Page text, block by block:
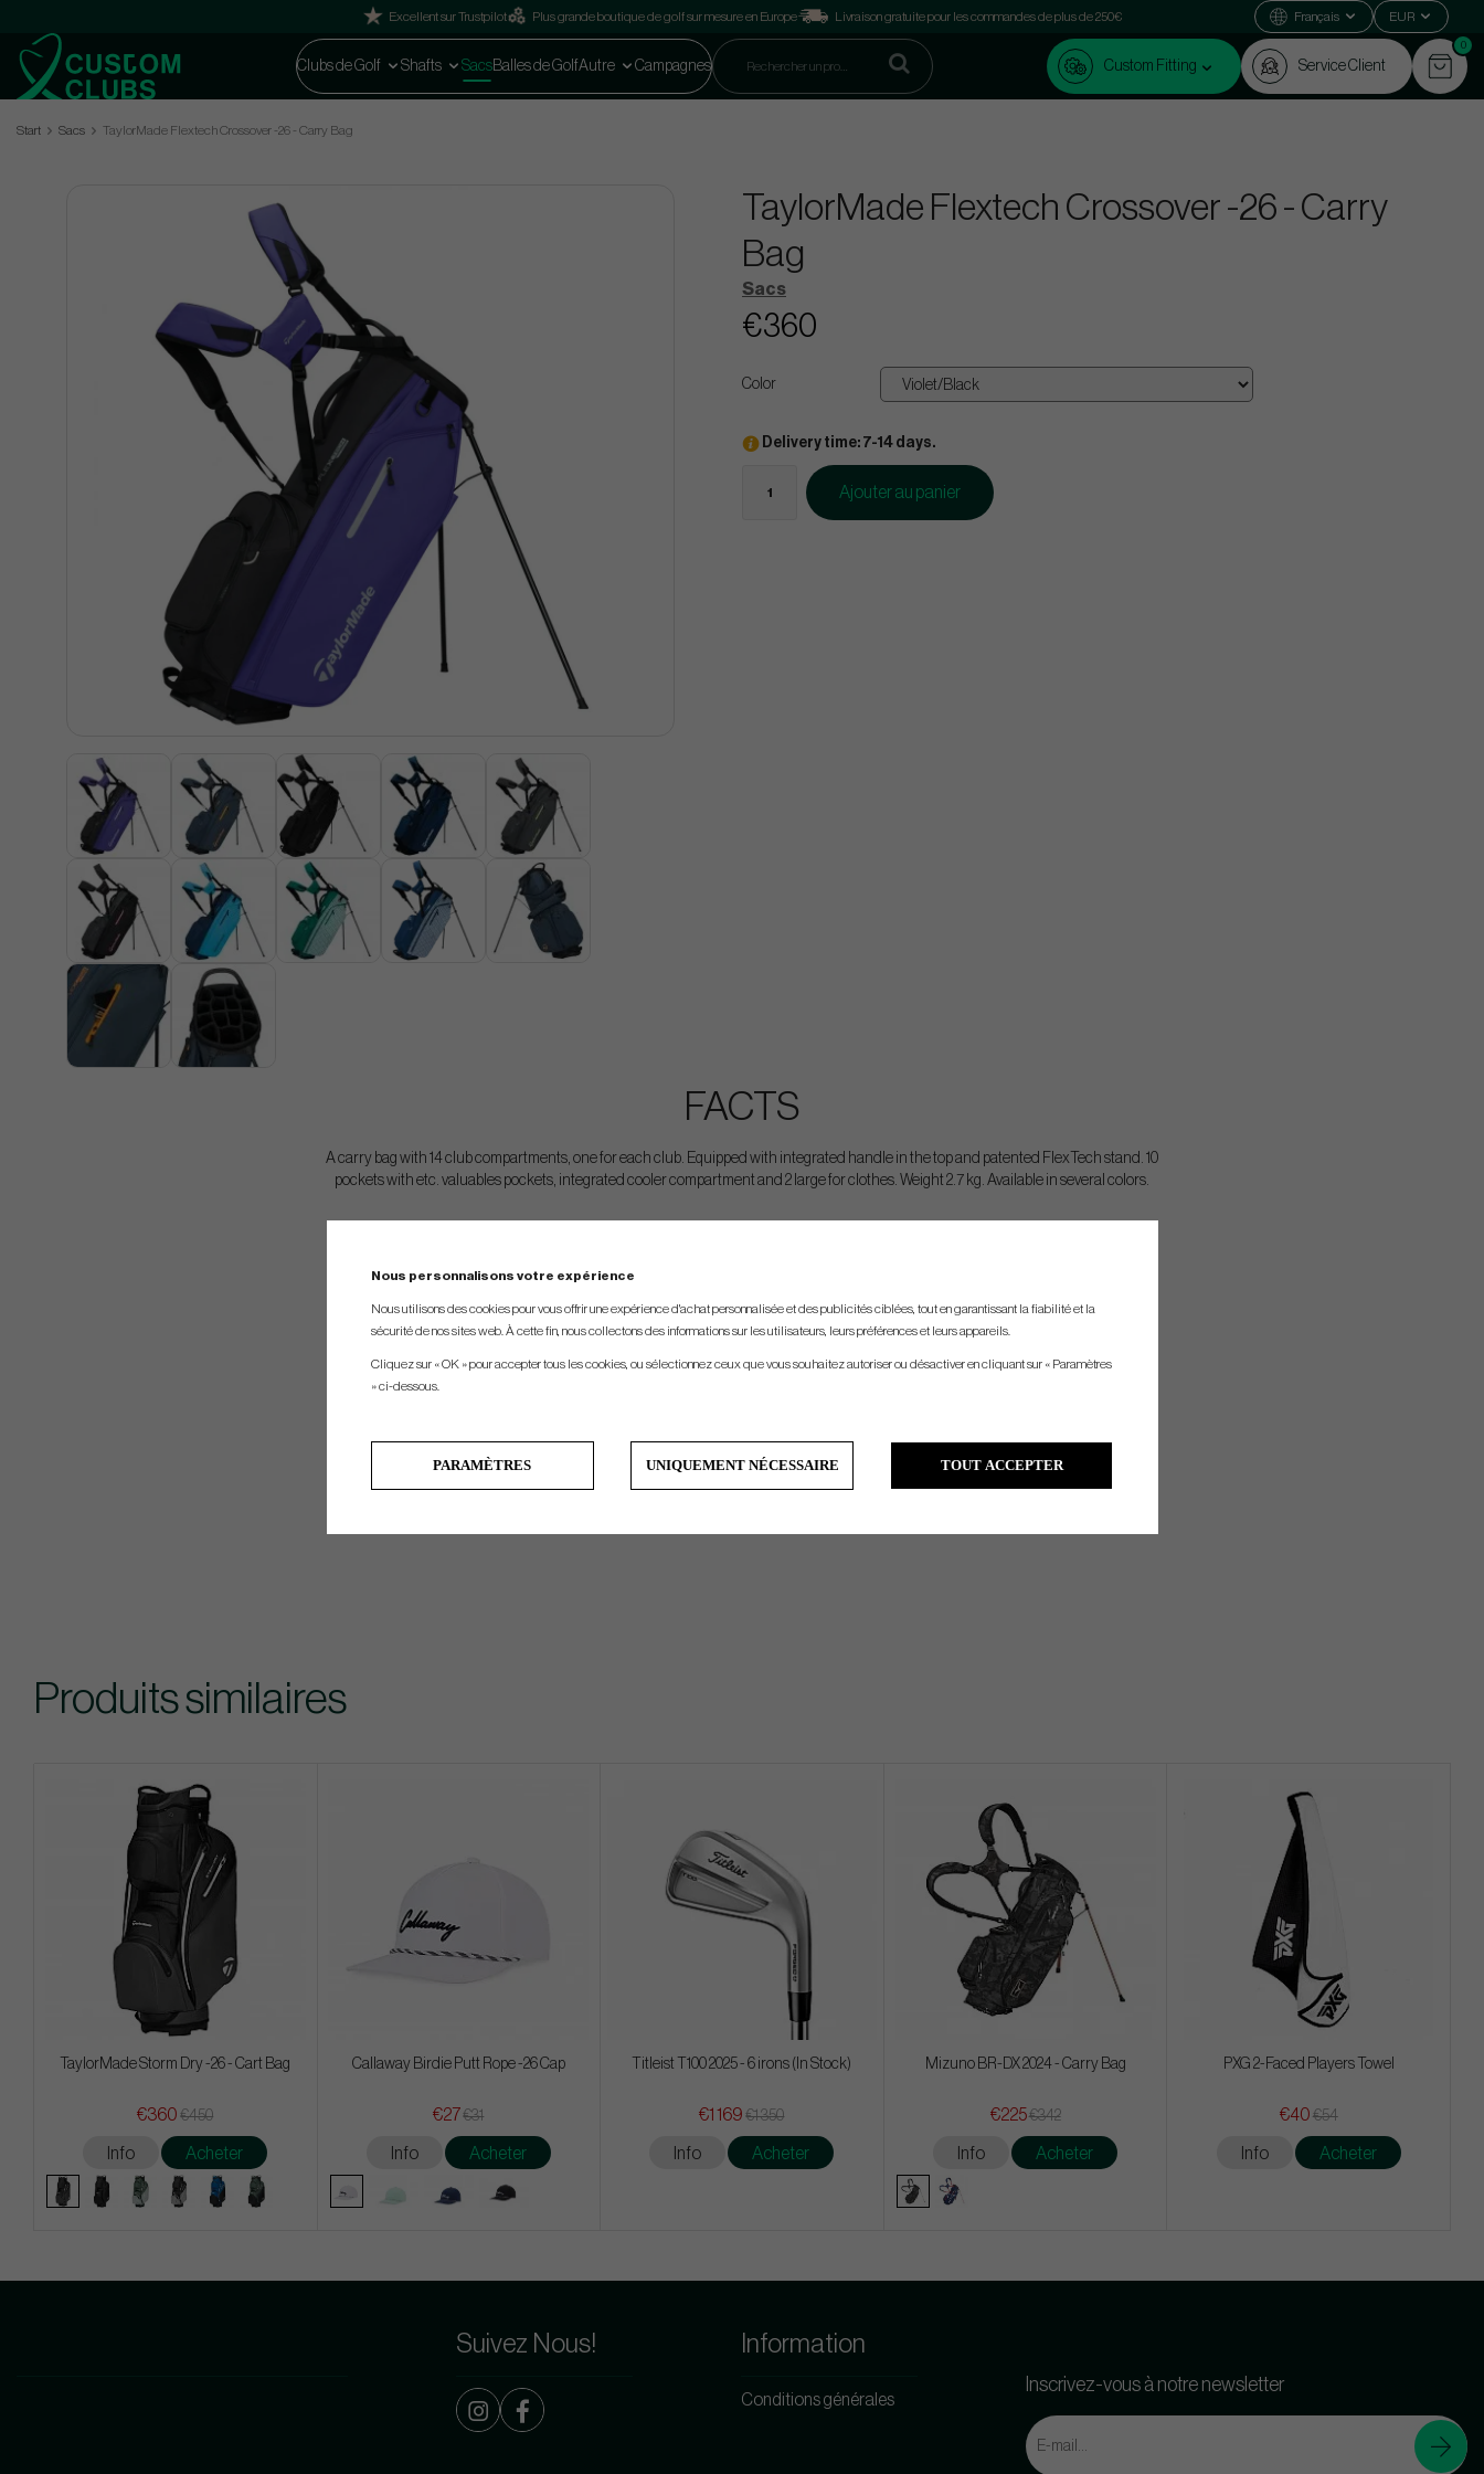
Excellent sur Trustpilot Plus grande boutique de golf sur mesure en Europe Livraison gratuite pour les commandes de plus de 250€ Français EUR
Clubs de Golf Shafts SacsBalles de GolfAutre Campagnes Custom Fitting Service Client
0
Start Sacs TaylorMade Flextech Crossover -26 - Carry Bag
TaylorMade Flextech Crossover -26 - Carry
Bag
Sacs
€360
Color
Delivery time: 7-14 days.
Ajouter au panier
FACTS
A carry bag with 14 club compartments, one for each club. Equipped with integrated handle in the top and patented FlexTech stand. 10
pockets with etc. valuables pockets, integrated cooler compartment and 2 large for clothes. Weight 2.7 kg. Available in several colors.
Produits similaires
TaylorMade Storm Dry -26 - Cart Bag
€360 €450
Info Acheter
Callaway Birdie Putt Rope -26 Cap
€27€31
Info Acheter
Titleist T100 2025 - 6 irons (In Stock)
€1 169 €1 350
Info Acheter
Mizuno BR-DX 2024 - Carry Bag
€225€342
Info Acheter
PXG 2-Faced Players Towel
€40 €54
Info Acheter
Suivez Nous! Information
Conditions générales
Inscrivez-vous à notre newsletter
Nous personnalisons votre expérience
Nous utilisons des cookies pour vous offrir une expérience d'achat personnalisée et des publicités ciblées, tout en garantissant la fiabilité et la
sécurité de nos sites web. À cette fin, nous collectons des informations sur les utilisateurs, leurs préférences et leurs appareils.
Cliquez sur « OK » pour accepter tous les cookies, ou sélectionnez ceux que vous souhaitez autoriser ou désactiver en cliquant sur « Paramètres
» ci-dessous.
PARAMÈTRES UNIQUEMENT NÉCESSAIRE TOUT ACCEPTER